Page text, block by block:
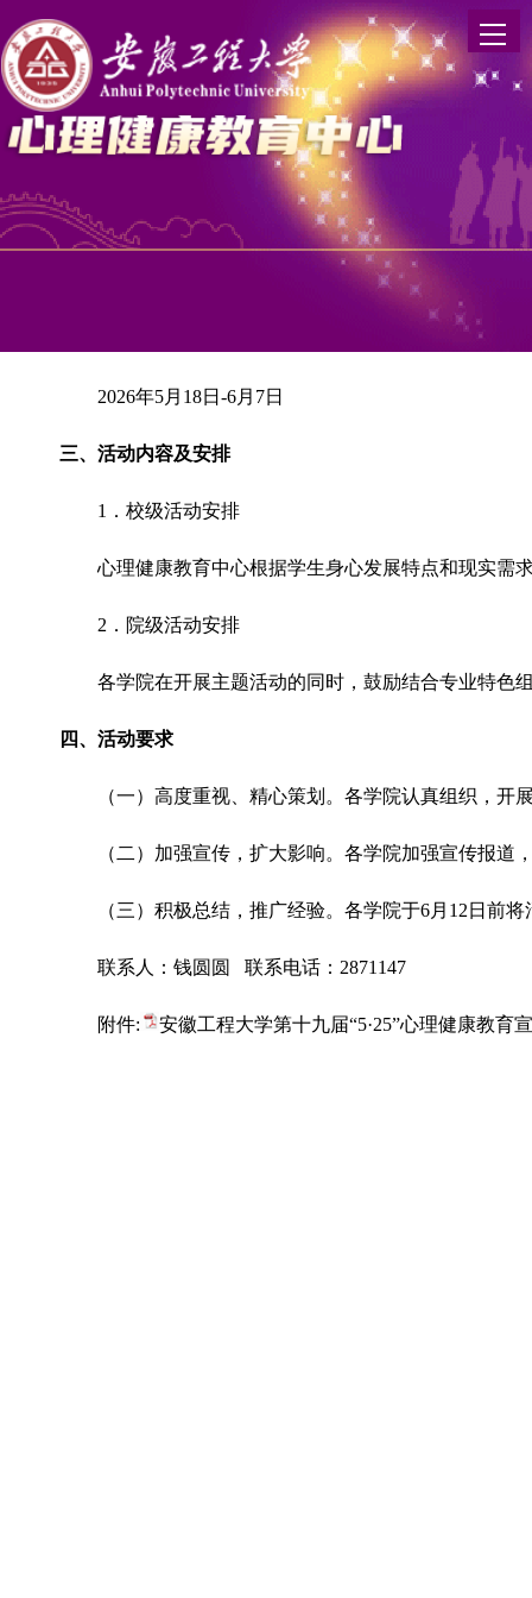
各学院：
为贯彻落实安徽省教育厅关于开展第3
届“5·25” 心理健康教育宣传月
一、活动主题
2026年5月 18日 -6月 7日
三、活动内容及安排
1 ．校级活动安排
心理健康教育中心根据学生身心发展特点和现实需
2 ．院级活动安排
各学院在开展主题活动的同时，鼓励结合专业特色
四、活动要求
（一）高度重视、精心策划。各学院认真组织，
（二）加强宣传，扩大影响。各学院加强宣传报
（三）积极总结，推广经验。各学院于6月 12 日前将
联系人：钱圆圆 联系电话： 2871147
附件: 安徽工程大学第十九届“5·25”心理健康教育